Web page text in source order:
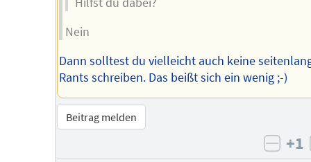
Hilfst du dabei?
Nein
Dann solltest du vielleicht auch keine
Rants schreiben. Das beißt sich ein wenig ;-)
Beitrag melden
+1